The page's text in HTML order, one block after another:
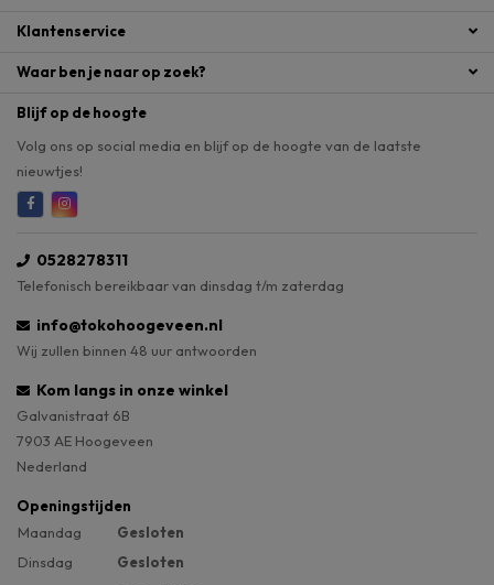
Klantenservice
Waar ben je naar op zoek?
Blijf op de hoogte
Volg ons op social media en blijf op de hoogte van de laatste
nieuwtjes!
0528278311
Telefonisch bereikbaar van dinsdag t/m zaterdag
info@tokohoogeveen.nl
Wij zullen binnen 48 uur antwoorden
Kom langs in onze winkel
Galvanistraat 6B
7903 AE Hoogeveen
Nederland
Openingstijden
Maandag
Gesloten
Dinsdag
Gesloten